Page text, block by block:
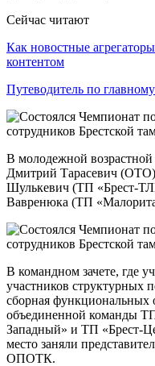
Сейчас читают
Как новостные
контентом
Путеводитель по
В молодежной возрастной
Дмитрий Тарасевич
Шулькевич (ТП «Брест-
Вавренюка (ТП
В командном зачете, где
участников структурных
сборная функциональных
объединенной команды
Западный» и ТП «Брест-
место заняли
ОПОТК.